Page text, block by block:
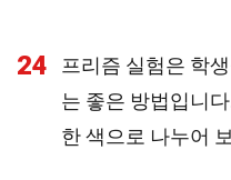
24
프리즘 실험은 학
는 좋은 방법입니
한 색으로 나누어